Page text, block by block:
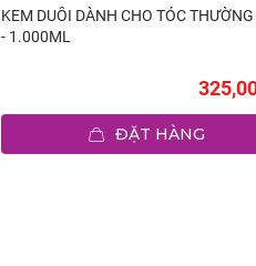
KEM DUỖI DÀNH CHO TÓC THƯỜNG
- 1.000ML
ĐẶT HÀNG